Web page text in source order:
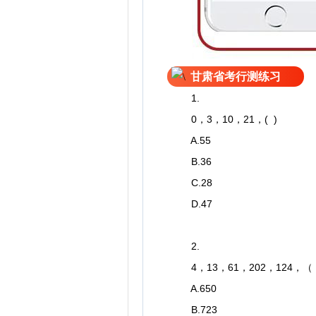
甘肃省考行测练习
1.
0，3，10，21，( )
A.55
B.36
C.28
D.47
2.
4，13，61，202，124
A.650
B.723